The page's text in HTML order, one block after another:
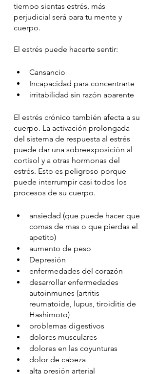
tiempo sientas estrés, más
perjudicial será para tu mente y
cuerpo.
El estrés puede hacerte sentir:
Cansancio
Incapacidad para concentrarte
irritabilidad sin razón aparente
El estrés crónico también afecta a su
cuerpo. La activación prolongada
del sistema de respuesta al estrés
puede dar una sobreexposición al
cortisol y a otras hormonas del
estrés. Esto es peligroso porque
puede interrumpir casi todos los
procesos de su cuerpo.
ansiedad (que puede hacer que
comas de mas o que pierdas el
apetito)
aumento de peso
Depresión
enfermedades del corazón
desarrollar enfermedades
autoinmunes (artritis
reumatoide, lupus, tiroiditis de
Hashimoto)
problemas digestivos
dolores musculares
dolores en las coyunturas
dolor de cabeza
alta presión arterial